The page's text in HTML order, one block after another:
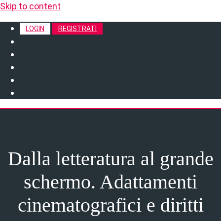
Skip to content
LOGIN REGISTRATI
Dalla letteratura al grande
schermo. Adattamenti
cinematografici e diritti